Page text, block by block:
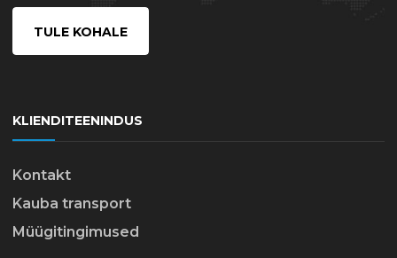
TULE KOHALE
KLIENDITEENINDUS
Kontakt
Kauba transport
Müügitingimused